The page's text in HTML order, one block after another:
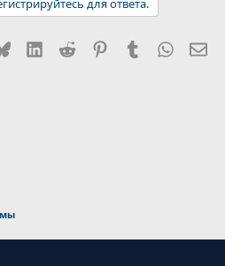
BlueskyLinkedIn
Reddit PinterestTumblr